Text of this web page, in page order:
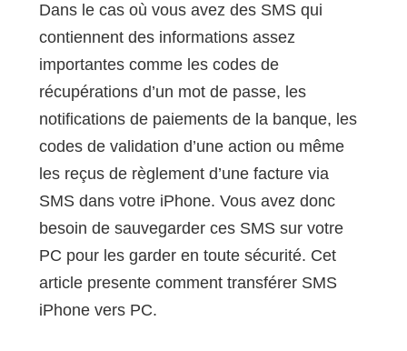
Dans le cas où vous avez des SMS qui
contiennent des informations assez
importantes comme les codes de
récupérations d’un mot de passe, les
notifications de paiements de la banque, les
codes de validation d’une action ou même
les reçus de règlement d’une facture via
SMS dans votre iPhone. Vous avez donc
besoin de sauvegarder ces SMS sur votre
PC pour les garder en toute sécurité. Cet
article presente comment transférer SMS
iPhone vers PC.